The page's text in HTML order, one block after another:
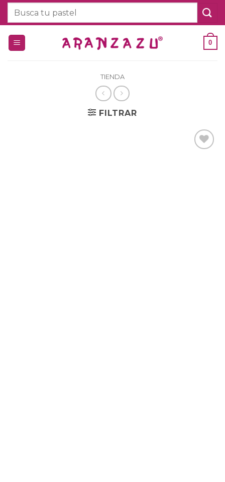
Saltar
Buscar
0
TIENDA
FILTRAR